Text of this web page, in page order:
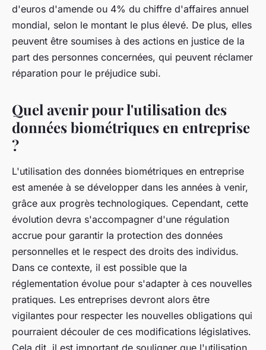
d'euros d'amende ou 4% du chiffre d'affaires annuel
mondial, selon le montant le plus élevé. De plus, elles
peuvent être soumises à des actions en justice de la
part des personnes concernées, qui peuvent réclamer
réparation pour le préjudice subi.
Quel avenir pour l'utilisation des
données biométriques en entreprise
?
L'utilisation des données biométriques en entreprise
est amenée à se développer dans les années à venir,
grâce aux progrès technologiques. Cependant, cette
évolution devra s'accompagner d'une régulation
accrue pour garantir la protection des données
personnelles et le respect des droits des individus.
Dans ce contexte, il est possible que la
réglementation évolue pour s'adapter à ces nouvelles
pratiques. Les entreprises devront alors être
vigilantes pour respecter les nouvelles obligations qui
pourraient découler de ces modifications législatives.